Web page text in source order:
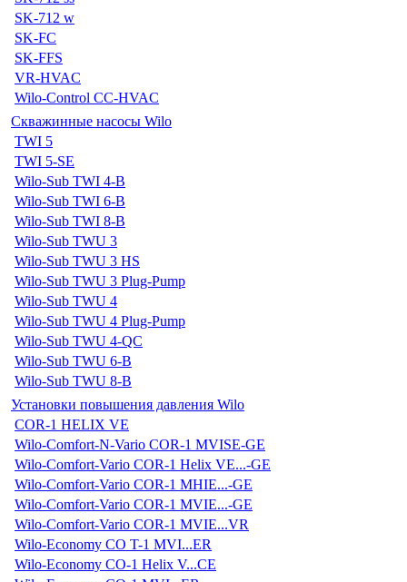
SK-712 w
SK-FC
SK-FFS
VR-HVAC
Wilo-Control CC-HVAC
Скважинные насосы Wilo
TWI 5
TWI 5-SE
Wilo-Sub TWI 4-B
Wilo-Sub TWI 6-B
Wilo-Sub TWI 8-B
Wilo-Sub TWU 3
Wilo-Sub TWU 3 HS
Wilo-Sub TWU 3 Plug-Pump
Wilo-Sub TWU 4
Wilo-Sub TWU 4 Plug-Pump
Wilo-Sub TWU 4-QC
Wilo-Sub TWU 6-B
Wilo-Sub TWU 8-B
Установки повышения давления Wilo
COR-1 HELIX VE
Wilo-Comfort-N-Vario COR-1 MVISE-GE
Wilo-Comfort-Vario COR-1 Helix VE...-GE
Wilo-Comfort-Vario COR-1 MHIE...-GE
Wilo-Comfort-Vario COR-1 MVIE...-GE
Wilo-Comfort-Vario COR-1 MVIE...VR
Wilo-Economy CO T-1 MVI...ER
Wilo-Economy CO-1 Helix V...CE